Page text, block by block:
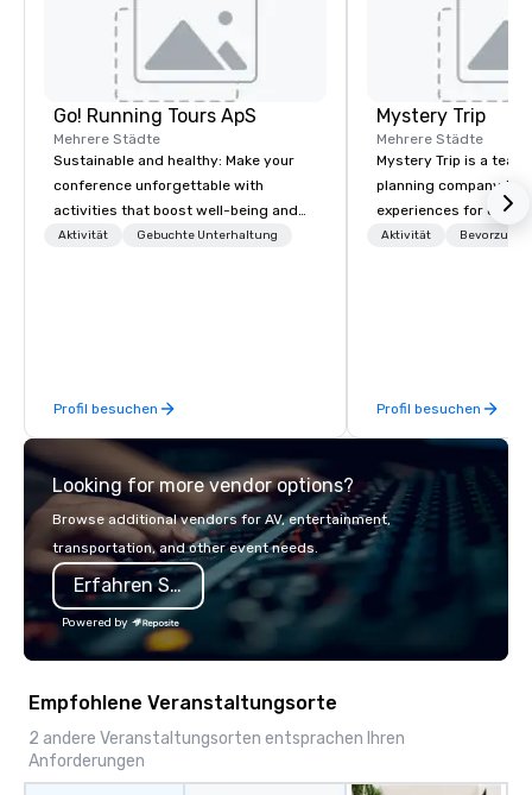
Go! Running Tours ApS
Mehrere Städte
Sustainable and healthy: Make your
conference unforgettable with
activities that boost well-being and
lower carbon footprints. Explore the
Aktivität Gebuchte Unterhaltung
Profil besuchen
Mystery Trip
Mehrere Städte
Mystery Trip is a
planning company
experiences for our
"mystery" is that
with this philosophy
to create a space for
visceral experience. Over the last 15
years, we have
with hundreds of
Facebook, Netflix,
Aktivität
Profil besuchen
Looking for more vendor options?
Browse additional vendors for AV, entertainment,
transportation, and other event needs.
Erfahren Sie mehr
Powered by
Empfohlene Veranstaltungsorte
2 andere Veranstaltungsorten entsprachen Ihren
Anforderungen